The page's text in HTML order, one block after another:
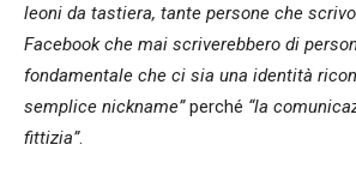
leoni da tastiera, tante persone che
Facebook che mai scriverebbero di
fondamentale che ci sia una identità
semplice nickname”perché “la
fittizia”.